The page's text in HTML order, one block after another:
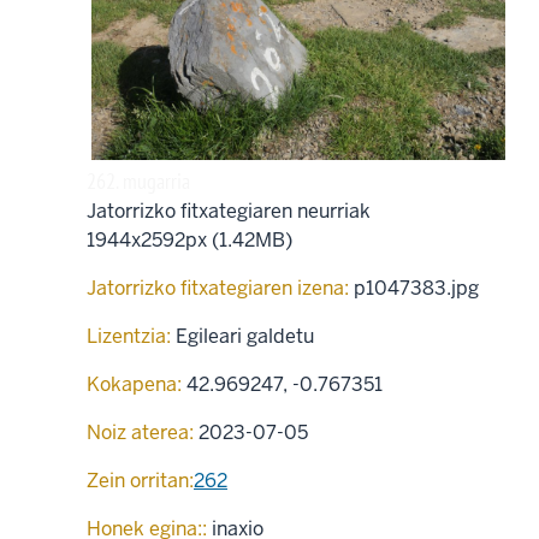
Jatorrizko fitxategiaren neurriak
1944x2592px (1.42MB)
Jatorrizko fitxategiaren izena: p1047383.jpg
Lizentzia: Egileari galdetu
Kokapena: 42.969247, -0.767351
Noiz aterea: 2023-07-05
Zein orritan:262
Honek egina:: inaxio